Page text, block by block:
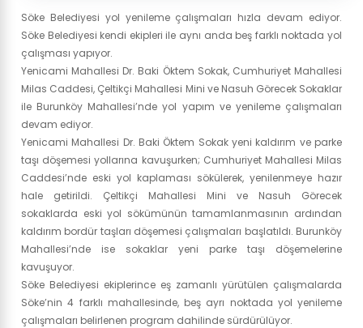
Söke Belediyesi yol yenileme çalışmaları hızla devam ediyor.
Söke Belediyesi kendi ekipleri ile aynı anda beş farklı noktada yol
çalışması yapıyor.
Yenicami Mahallesi Dr. Baki Öktem Sokak, Cumhuriyet Mahallesi
Milas Caddesi, Çeltikçi Mahallesi Mini ve Nasuh Görecek Sokaklar
ile Burunköy Mahallesi’nde yol yapım ve yenileme çalışmaları
devam ediyor.
Yenicami Mahallesi Dr. Baki Öktem Sokak yeni kaldırım ve parke
taşı döşemesi yollarına kavuşurken; Cumhuriyet Mahallesi Milas
Caddesi’nde eski yol kaplaması sökülerek, yenilenmeye hazır
hale getirildi. Çeltikçi Mahallesi Mini ve Nasuh Görecek
sokaklarda eski yol sökümünün tamamlanmasının ardından
kaldırım bordür taşları döşemesi çalışmaları başlatıldı. Burunköy
Mahallesi’nde ise sokaklar yeni parke taşı döşemelerine
kavuşuyor.
Söke Belediyesi ekiplerince eş zamanlı yürütülen çalışmalarda
Söke’nin 4 farklı mahallesinde, beş ayrı noktada yol yenileme
çalışmaları belirlenen program dahilinde sürdürülüyor.